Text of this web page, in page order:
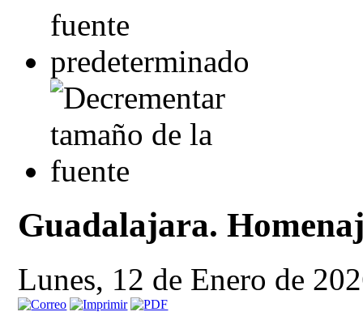
Guadalajara.
Lunes, 12 de Enero de